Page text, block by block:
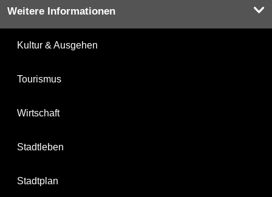
Weitere Informationen
Kultur & Ausgehen
Tourismus
Wirtschaft
Stadtleben
Stadtplan